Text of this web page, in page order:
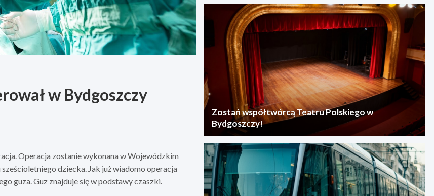
w Bydgoszczy
Operacja zostanie wykonana w Wojewódzkim
dziecka. Jak już wiadomo operacja
guza. Guz znajduje się w podstawy czaszki.
Zostań współtwórcą Teatru Polskiego w
Bydgoszczy!